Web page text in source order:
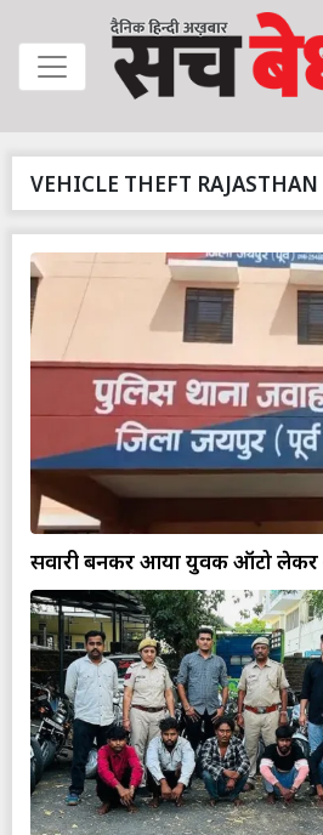
VEHICLE THEFT RAJASTHAN
सवारी बनकर आया युवक ऑटो लेकर